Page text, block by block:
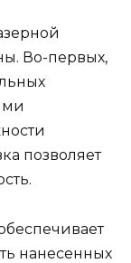
Во-первых,
позволяет
нанесенных